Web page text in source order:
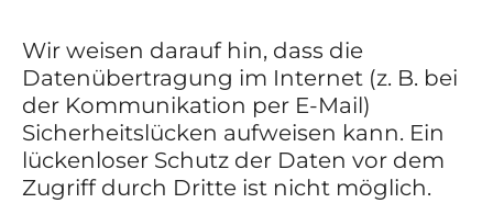
Wir weisen darauf hin, dass die
Datenübertragung im Internet (z. B. bei
der Kommunikation per E-Mail)
Sicherheitslücken aufweisen kann. Ein
lückenloser Schutz der Daten vor dem
Zugriff durch Dritte ist nicht möglich.